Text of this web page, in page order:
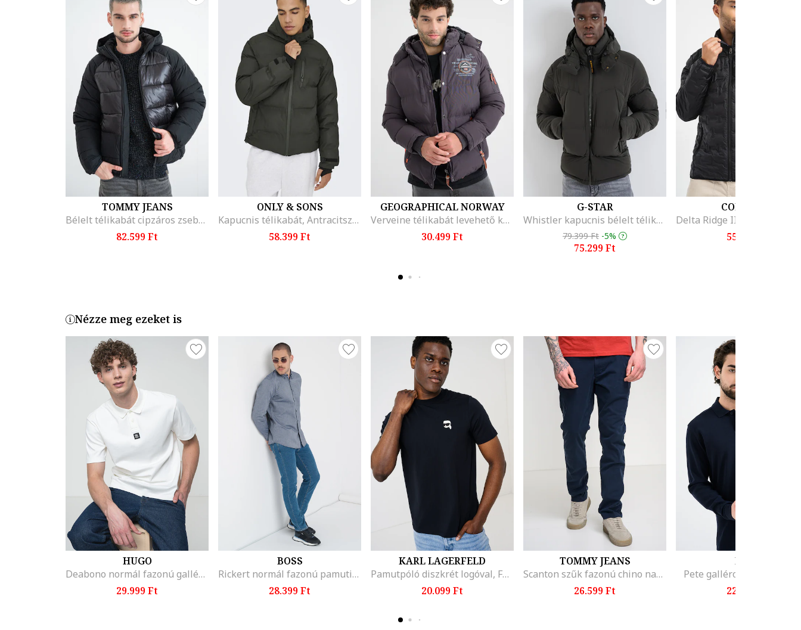
TOMMY JEANS
Bélelt télikabát cipzáros zsebekkel, Fekete
82.599 Ft
ONLY & SONS
Kapucnis télikabát, Antracitszürke
58.399 Ft
GEOGRAPHICAL NORWAY
Verveine télikabát levehető kapucnival, Melange sötétszürke
30.499 Ft
G-STAR
Whistler kapucnis bélelt télikabát
79.399 Ft -5%
75.299 Ft
COLUMBIA
55.999 Ft
Nézze meg ezeket is
HUGO
Deabono normál fazonú galléros póló, Fehér
29.999 Ft
BOSS
Rickert normál fazonú pamuting oxford gallérral, Púderkék
28.399 Ft
KARL LAGERFELD
Pamutpóló diszkrét logóval, Fekete
20.099 Ft
TOMMY JEANS
Scanton szűk fazonú chino nadrág, Tengerészkék
26.599 Ft
BOSS
Pete galléros felső,
22.599 Ft